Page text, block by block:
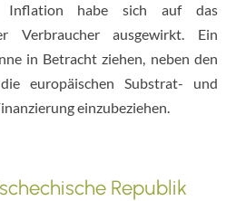
Inflation habe sich auf das
Verbraucher ausgewirkt. Ein
in Betracht ziehen, neben den
europäischen Substrat- und
einzubeziehen.
Republik